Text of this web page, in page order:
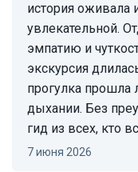
история оживала
увлекательной.
эмпатию и
экскурсия
прогулка прошла
дыхании. Без
гид из всех, кто
7 июня 2026